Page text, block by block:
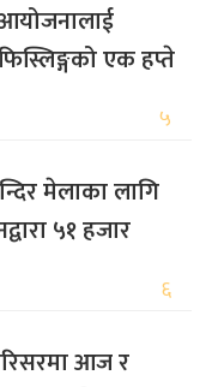
एक हप्ते
५
मेलाका लागि
५१ हजार
६
आज र